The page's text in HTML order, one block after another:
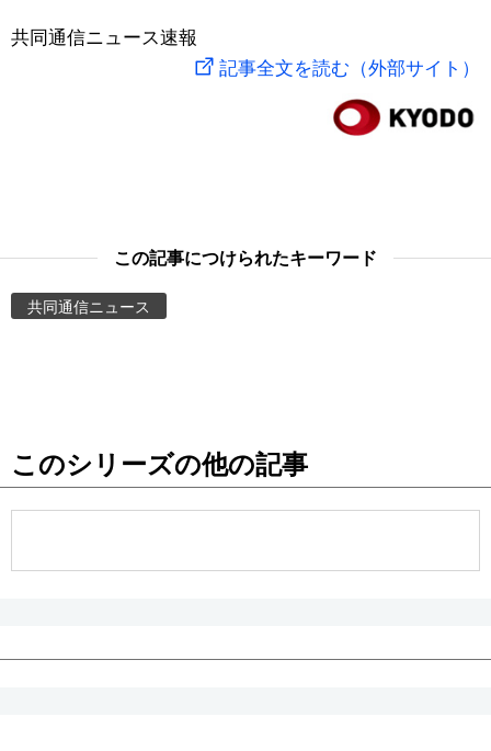
社会
旅と暮らし
東京
暮らし
共同通信ニュース速報
記事全文を読む（外部サイト）
この記事につけられたキーワード
共同通信ニュース
このシリーズの他の記事